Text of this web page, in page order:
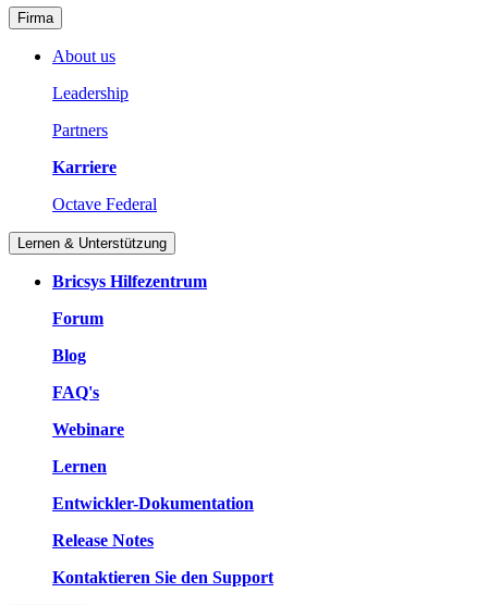
Firma
About us
Leadership
Partners
Karriere
Octave Federal
Lernen & Unterstützung
Bricsys Hilfezentrum
Forum
Blog
FAQ's
Webinare
Lernen
Entwickler-Dokumentation
Release Notes
Kontaktieren Sie den Support